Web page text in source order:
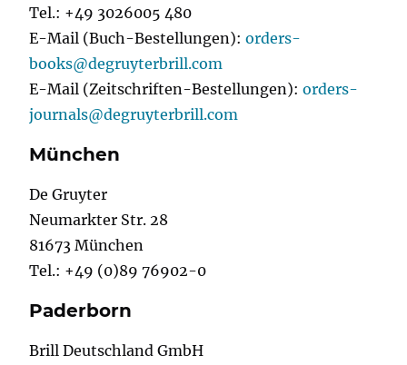
Tel.: +49 3026005 480
E-Mail (Buch-Bestellungen): orders-
books@degruyterbrill.com
E-Mail (Zeitschriften-Bestellungen): orders-
journals@degruyterbrill.com
München
De Gruyter
Neumarkter Str. 28
81673 München
Tel.: +49 (0)89 76902-0
Paderborn
Brill Deutschland GmbH